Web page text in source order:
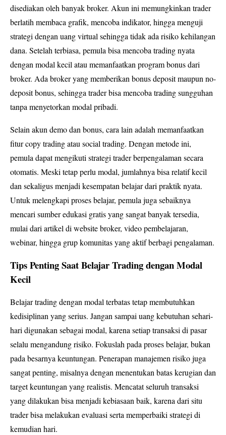
disediakan oleh banyak broker. Akun ini memungkinkan trader
berlatih membaca grafik, mencoba indikator, hingga menguji
strategi dengan uang virtual sehingga tidak ada risiko kehilangan
dana. Setelah terbiasa, pemula bisa mencoba trading nyata
dengan modal kecil atau memanfaatkan program bonus dari
broker. Ada broker yang memberikan bonus deposit maupun no-
deposit bonus, sehingga trader bisa mencoba trading sungguhan
tanpa menyetorkan modal pribadi.
Selain akun demo dan bonus, cara lain adalah memanfaatkan
fitur copy trading atau social trading. Dengan metode ini,
pemula dapat mengikuti strategi trader berpengalaman secara
otomatis. Meski tetap perlu modal, jumlahnya bisa relatif kecil
dan sekaligus menjadi kesempatan belajar dari praktik nyata.
Untuk melengkapi proses belajar, pemula juga sebaiknya
mencari sumber edukasi gratis yang sangat banyak tersedia,
mulai dari artikel di website broker, video pembelajaran,
webinar, hingga grup komunitas yang aktif berbagi pengalaman.
Tips Penting Saat Belajar Trading dengan Modal
Kecil
Belajar trading dengan modal terbatas tetap membutuhkan
kedisiplinan yang serius. Jangan sampai uang kebutuhan sehari-
hari digunakan sebagai modal, karena setiap transaksi di pasar
selalu mengandung risiko. Fokuslah pada proses belajar, bukan
pada besarnya keuntungan. Penerapan manajemen risiko juga
sangat penting, misalnya dengan menentukan batas kerugian dan
target keuntungan yang realistis. Mencatat seluruh transaksi
yang dilakukan bisa menjadi kebiasaan baik, karena dari situ
trader bisa melakukan evaluasi serta memperbaiki strategi di
kemudian hari.